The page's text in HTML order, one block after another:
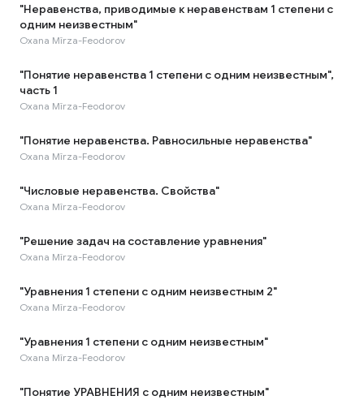
"Неравенства, приводимые к неравенствам 1 степени с
одним неизвестным"
Oxana Mîrza-Feodorov
"Понятие неравенства 1 степени с одним неизвестным",
часть 1
Oxana Mîrza-Feodorov
"Понятие неравенства. Равносильные неравенства"
Oxana Mîrza-Feodorov
"Числовые неравенства. Свойства"
Oxana Mîrza-Feodorov
"Решение задач на составление уравнения"
Oxana Mîrza-Feodorov
"Уравнения 1 степени с одним неизвестным 2"
Oxana Mîrza-Feodorov
"Уравнения 1 степени с одним неизвестным"
Oxana Mîrza-Feodorov
"Понятие УРАВНЕНИЯ с одним неизвестным"